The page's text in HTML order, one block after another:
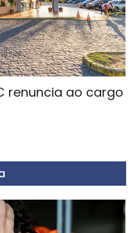
renuncia ao cargo